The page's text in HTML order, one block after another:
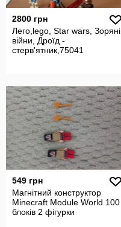
2800 грн
Лего,lego, Star wars, Зоряні
війни, Дроїд -
стерв'ятник,75041
549 грн
Магнітний конструктор
Minecraft Module World 100
блоків 2 фігурки